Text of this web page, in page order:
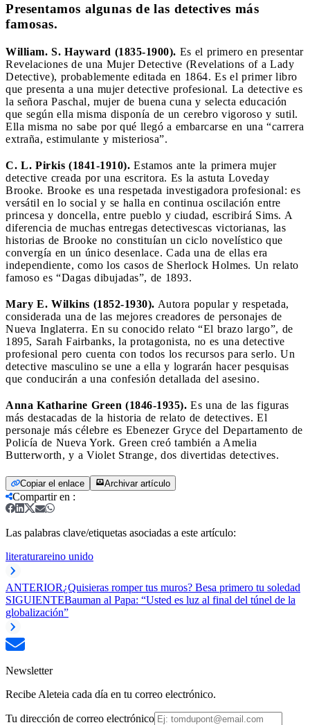
Presentamos algunas de las detectives más
famosas.
William. S. Hayward (1835-1900). Es el primero en presentar
Revelaciones de una Mujer Detective (Revelations of a Lady
Detective), probablemente editada en 1864. Es el primer libro
que presenta a una mujer detective profesional. La detective es
la señora Paschal, mujer de buena cuna y selecta educación
que según ella misma disponía de un cerebro vigoroso y sutil.
Ella misma no sabe por qué llegó a embarcarse en una “carrera
extraña, estimulante y misteriosa”.
C. L. Pirkis (1841-1910). Estamos ante la primera mujer
detective creada por una escritora. Es la astuta Loveday
Brooke. Brooke es una respetada investigadora profesional: es
versátil en lo social y se halla en continua oscilación entre
princesa y doncella, entre pueblo y ciudad, escribirá Sims. A
diferencia de muchas entregas detectivescas victorianas, las
historias de Brooke no constituían un ciclo novelístico que
convergía en un único desenlace. Cada una de ellas era
independiente, como los casos de Sherlock Holmes. Un relato
famoso es “Dagas dibujadas”, de 1893.
Mary E. Wilkins (1852-1930). Autora popular y respetada,
considerada una de las mejores creadores de personajes de
Nueva Inglaterra. En su conocido relato “El brazo largo”, de
1895, Sarah Fairbanks, la protagonista, no es una detective
profesional pero cuenta con todos los recursos para serlo. Un
detective masculino se une a ella y lograrán hacer pesquisas
que conducirán a una confesión detallada del asesino.
Anna Katharine Green (1846-1935). Es una de las figuras
más destacadas de la historia de relato de detectives. El
personaje más célebre es Ebenezer Gryce del Departamento de
Policía de Nueva York. Green creó también a Amelia
Butterworth, y a Violet Strange, dos divertidas detectives.
Copiar el enlace Archivar artículo
Compartir en :
Las palabras clave/etiquetas asociadas a este artículo:
literaturareino unido
ANTERIOR¿Quisieras romper tus muros? Besa primero tu soledad
SIGUIENTEBauman al Papa: “Usted es luz al final del túnel de la
globalización”
Newsletter
Recibe Aleteia cada día en tu correo electrónico.
Tu dirección de correo electrónico